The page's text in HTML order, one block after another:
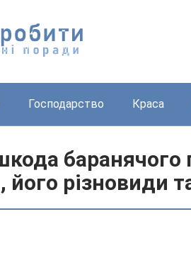
Господарство Краса
баранячого
його різновиди